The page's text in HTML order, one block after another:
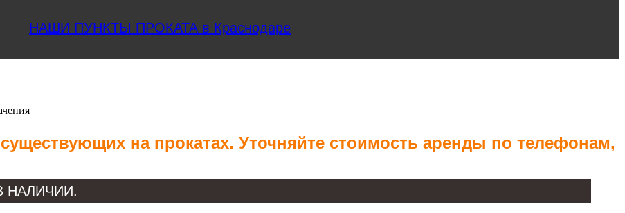
НАШИ ПУНКТЫ ПРОКАТА в Краснодаре
на прокатах. Уточняйте стоимость аренды по телефонам,
НАЛИЧИИ.